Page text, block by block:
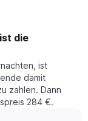
die
ist
damit
zahlen. Dann
284 €.